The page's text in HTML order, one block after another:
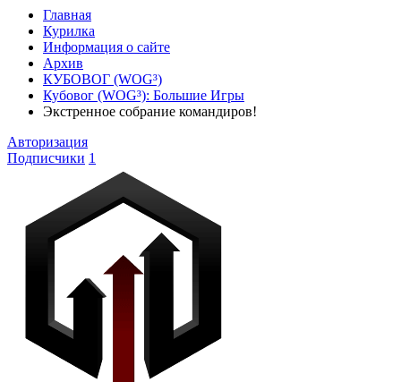
Главная
Курилка
Информация о сайте
Архив
КУБОВОГ (WOG³)
Кубовог (WOG³): Большие Игры
Экстренное собрание командиров!
Авторизация
Подписчики 1